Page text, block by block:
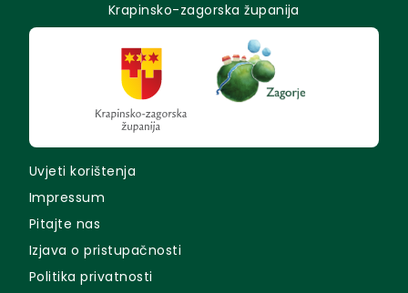
Krapinsko-zagorska županija
Uvjeti korištenja
Impressum
Pitajte nas
Izjava o pristupačnosti
Politika privatnosti